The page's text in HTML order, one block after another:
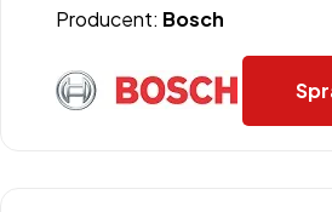
Producent: Bosch